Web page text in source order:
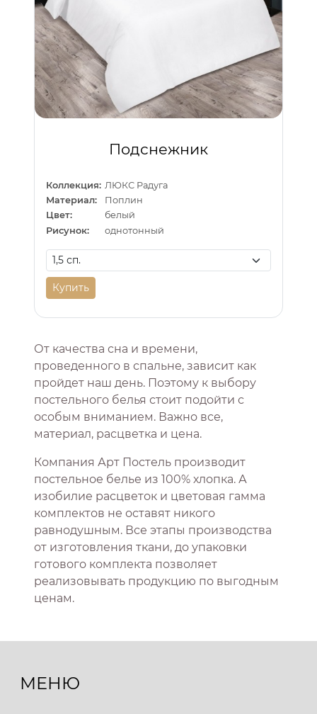
Подснежник
Коллекция: ЛЮКС Радуга
Материал:
Поплин
Цвет:
белый
Рисунок:
однотонный
Купить
От качества сна и времени,
проведенного в спальне, зависит как
пройдет наш день. Поэтому к выбору
постельного белья стоит подойти с
особым вниманием. Важно все,
материал, расцветка и цена.
Компания Арт Постель производит
постельное белье из 100% хлопка. А
изобилие расцветок и цветовая гамма
комплектов не оставят никого
равнодушным. Все этапы производства
от изготовления ткани, до упаковки
готового комплекта позволяет
реализовывать продукцию по выгодным
ценам.
МЕНЮ